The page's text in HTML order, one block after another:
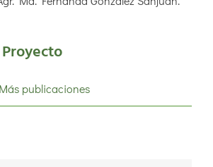
Más publicaciones